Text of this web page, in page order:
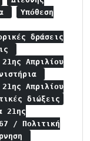
Υπόθεση
δράσεις
Απριλίου
Απριλίου
διώξεις
21ης
/ Πολιτική